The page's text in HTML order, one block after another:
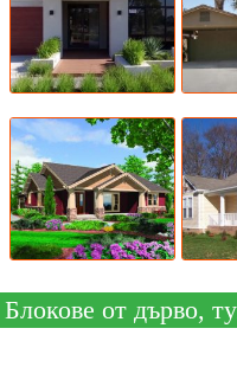
Блокове от дърво,